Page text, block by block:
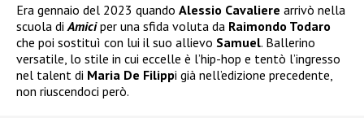
Era gennaio del 2023 quando Alessio Cavaliere arrivò nella
scuola di Amiciper una sfida voluta da Raimondo Todaro
che poi sostituì con lui il suo allievo Samuel. Ballerino
versatile, lo stile in cui eccelle è l’hip-hop e tentò l’ingresso
nel talent di Maria De Filippi già nell’edizione precedente,
non riuscendoci però.